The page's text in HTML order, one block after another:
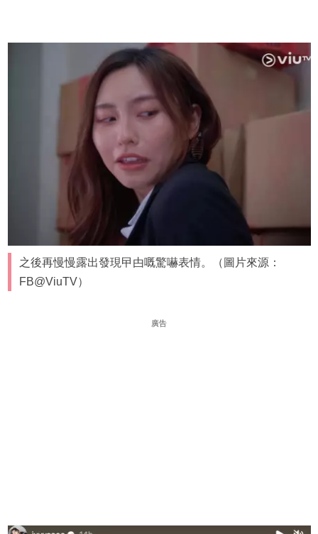
之後再慢慢露出發現曱甴嘅驚嚇表情。（圖片來源：
FB@ViuTV）
廣告